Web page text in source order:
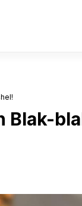
Blak-